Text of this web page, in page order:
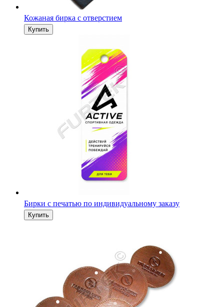
Бирки с печатью по индивидуальному заказу
Круглая навесная кожаная бирка с отверстием на заказ